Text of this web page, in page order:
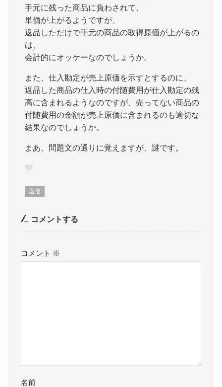
手元に残った商品に負わされて、
単価が上がるようですが、
返品しただけで手元の商品の取得原価が上がるの
は、
会計的にオッケーなのでしょうか。
また、仕入勘定が売上原価を示すとするのに、
返品した商品の仕入時の付随費用が仕入勘定の残
高に含まれるようなのですが、売ってない商品の
付随費用の金額が売上原価に含まれるのも適切な
結果なのでしょうか。
まあ、問題文の通りに覚えますが、謎です。
返信
コメントする
コメント ※
名前